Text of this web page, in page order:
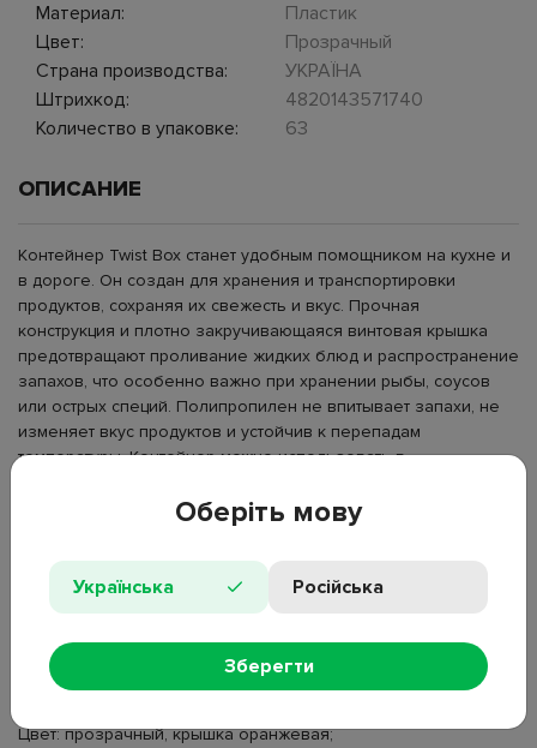
Материал:
Пластик
Цвет:
Прозрачный
Страна производства:
УКРАЇНА
Штрихкод:
4820143571740
Количество в упаковке:
63
ОПИСАНИЕ
Контейнер Twist Box станет удобным помощником на кухне и
в дороге. Он создан для хранения и транспортировки
продуктов, сохраняя их свежесть и вкус. Прочная
конструкция и плотно закручивающаяся винтовая крышка
предотвращают проливание жидких блюд и распространение
запахов, что особенно важно при хранении рыбы, соусов
или острых специй. Полипропилен не впитывает запахи, не
изменяет вкус продуктов и устойчив к перепадам
температуры. Контейнер можно использовать в
просто сняв крышку перед нагревом. Материал безопасен
для контакта с пищей и не содержит вредных примесей.
Компактный размер делает контейнер удобным для
хранения обедов, закусок или детского питания. После
использования изделие легко моется вручную или в
Материал: полипропилен;
Размер: 11×11×8,4 см;
Цвет: прозрачный, крышка оранжевая;
Оберіть мову
Українська Російська
Зберегти